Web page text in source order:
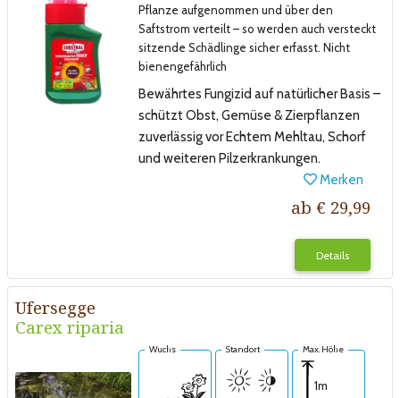
Pflanze aufgenommen und über den
Saftstrom verteilt – so werden auch versteckt
sitzende Schädlinge sicher erfasst. Nicht
bienengefährlich
Bewährtes Fungizid auf natürlicher Basis –
schützt Obst, Gemüse & Zierpflanzen
zuverlässig vor Echtem Mehltau, Schorf
und weiteren Pilzerkrankungen.
Merken
ab € 29,99
Details
Ufersegge
Carex riparia
Wuchs Standort Max. Höhe
1m